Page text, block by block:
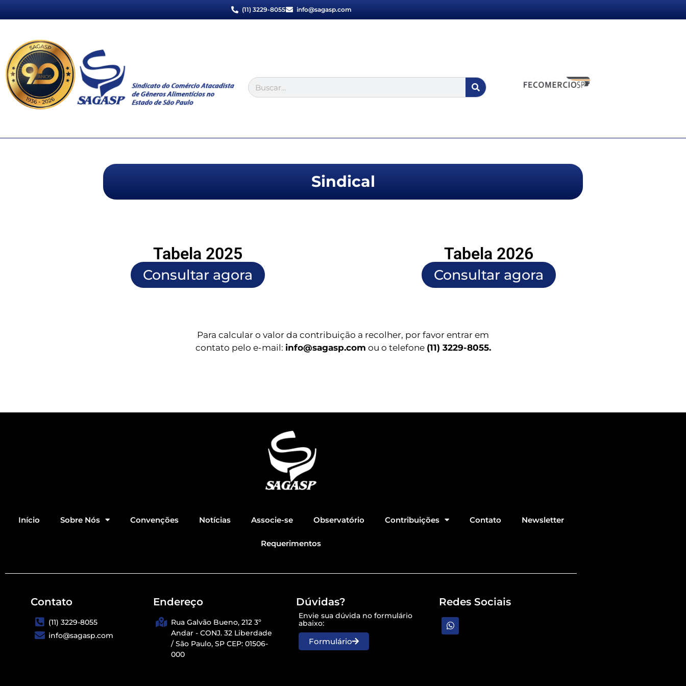
(11) 3229-8055 info@sagasp.com
Sindical
Tabela 2025
Consultar agora
Tabela 2026
Consultar agora
Para calcular o valor da contribuição a recolher, por favor entrar em
contato pelo e-mail: info@sagasp.com ou o telefone (11) 3229-8055.
Início Sobre Nós Convenções Notícias Associe-se Observatório Contribuições Contato Newsletter
Requerimentos
Contato
(11) 3229-8055
info@sagasp.com
Endereço
Rua Galvão Bueno, 212 3º
Andar - CONJ. 32 Liberdade
/ São Paulo, SP CEP: 01506-
000
Dúvidas?
Envie sua dúvida no formulário
abaixo:
Formulário
Redes Sociais